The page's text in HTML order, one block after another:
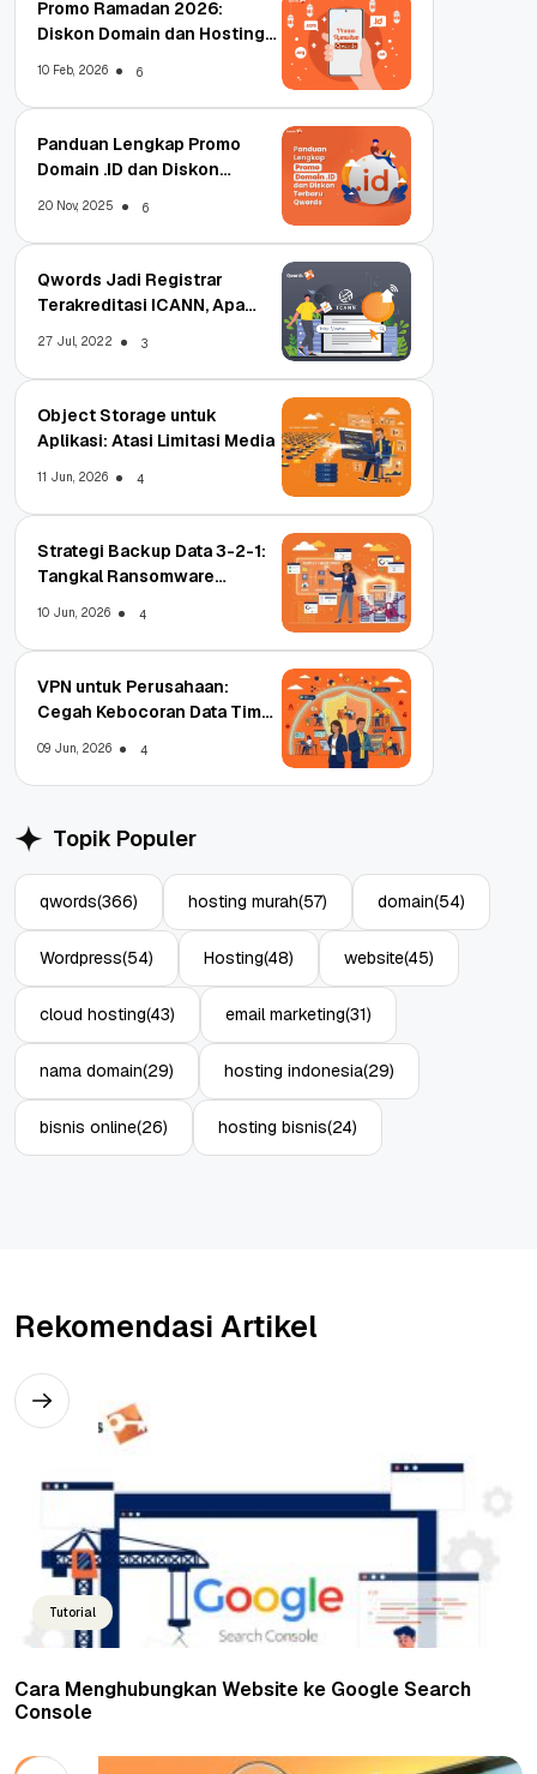
Promo Ramadan 2026:
Diskon Domain dan Hosting
10 Feb, 2026 6
Panduan Lengkap Promo
Domain .ID dan Diskon
20 Nov, 2025 6
Qwords Jadi Registrar
Terakreditasi ICANN, Apa
27 Jul, 2022 3
Object Storage untuk
Aplikasi: Atasi Limitasi Media
11 Jun, 2026 4
Strategi Backup Data 3-2-1:
Tangkal Ransomware
10 Jun, 2026 4
VPN untuk Perusahaan:
Cegah Kebocoran Data Tim
09 Jun, 2026 4
Topik Populer
qwords(366) hosting murah(57) domain(54)
Wordpress(54) Hosting(48) website(45)
cloud hosting(43) email marketing(31)
nama domain(29) hosting indonesia(29)
bisnis online(26) hosting bisnis(24)
Rekomendasi Artikel
Tutorial
Cara Menghubungkan Website ke Google Search
Console